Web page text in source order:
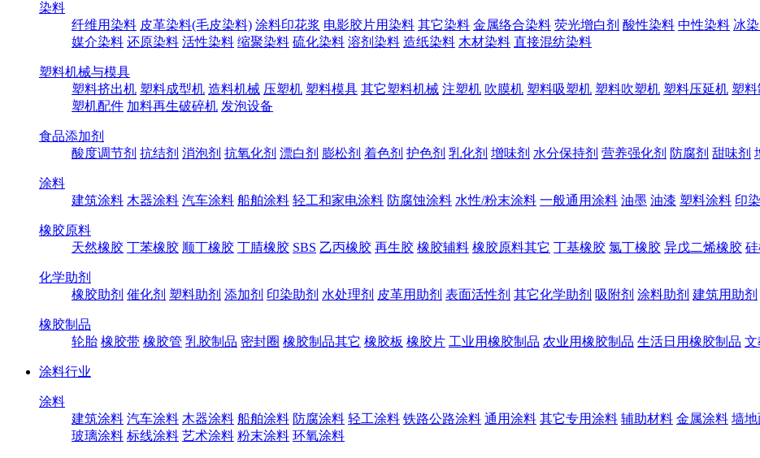
染料
纤维用染料 皮革染料(毛皮染料) 涂料印花浆 电影胶片用染料 其它染料 金属络合染料 荧光增白剂 酸性染料 中性染料 冰
媒介染料 还原染料 活性染料 缩聚染料 硫化染料 溶剂染料 造纸染料 木材染料 直接混纺染料
塑料机械与模具
塑料挤出机 塑料成型机 造料机械 压塑机 塑料模具 其它塑料机械 注塑机 吹膜机 塑料吸塑机 塑料吹塑机 塑料压延机 塑
塑机配件 加料再生破碎机 发泡设备
食品添加剂
酸度调节剂 抗结剂 消泡剂 抗氧化剂 漂白剂 膨松剂 着色剂 护色剂 乳化剂 增味剂 水分保持剂 营养强化剂 防腐剂 甜味剂
涂料
建筑涂料 木器涂料 汽车涂料 船舶涂料 轻工和家电涂料 防腐蚀涂料 水性/粉末涂料 一般通用涂料 油墨 油漆 塑料涂料 印
橡胶原料
天然橡胶 丁苯橡胶 顺丁橡胶 丁腈橡胶 SBS 乙丙橡胶 再生胶 橡胶辅料 橡胶原料其它 丁基橡胶 氯丁橡胶 异戊二烯橡胶
化学助剂
橡胶助剂 催化剂 塑料助剂 添加剂 印染助剂 水处理剂 皮革用助剂 表面活性剂 其它化学助剂 吸附剂 涂料助剂 建筑用助剂
橡胶制品
轮胎 橡胶带 橡胶管 乳胶制品 密封圈 橡胶制品其它 橡胶板 橡胶片 工业用橡胶制品 农业用橡胶制品 生活日用橡胶制品 文
涂料行业
涂料
建筑涂料 汽车涂料 木器涂料 船舶涂料 防腐涂料 轻工涂料 铁路公路涂料 通用涂料 其它专用涂料 辅助材料 金属涂料 墙
玻璃涂料 标线涂料 艺术涂料 粉末涂料 环氧涂料